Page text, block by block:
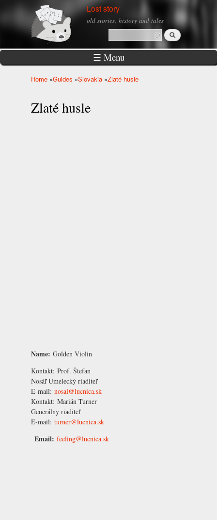
Skip to
main
Lost story
old stories, history and tales
Search form
Search
☰ Menu
Home »Guides »Slovakia »Zlaté husle
Zlaté husle
Name: Golden Violin
Kontakt: Prof. Štefan
NosáľUmelecký riaditeľ
E-mail: nosal@lucnica.sk
Kontakt: Marián Turner
Generálny riaditeľ
E-mail: turner@lucnica.sk
Email: feeling@lucnica.sk